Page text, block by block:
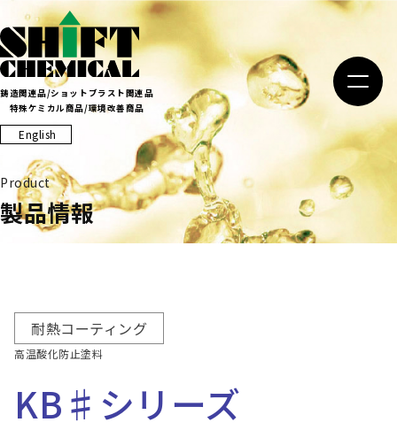
Skip
to
content
鋳造関連品/ショットブラスト関連品
特殊ケミカル商品/環境改善商品
English
Product
製品情報
耐熱コーティング
高温酸化防止塗料
KB♯シリーズ